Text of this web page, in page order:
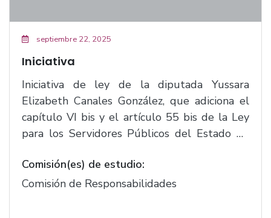
septiembre 22, 2025
Iniciativa
Iniciativa de ley de la diputada Yussara
Elizabeth Canales González, que adiciona el
capítulo VI bis y el artículo 55 bis de la Ley
para los Servidores Públicos del Estado de
capítulo II bis y el artículo 48 bis de la Ley de
Responsabilidades Políticas y Administrativas
Comisión(es) de estudio:
Comisión de Responsabilidades